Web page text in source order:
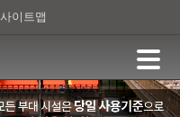
사이트맵